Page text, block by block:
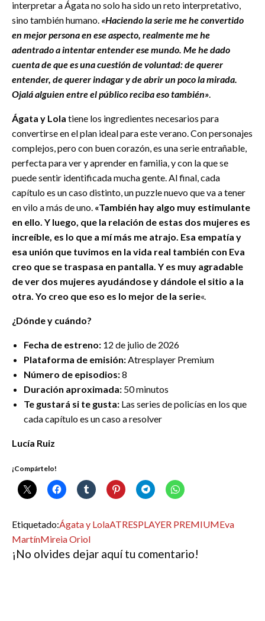
interpretar a Ágata no solo ha sido un reto interpretativo,
sino también humano. «Haciendo la serie me he convertido
en mejor persona en ese aspecto, realmente me he
adentrado a intentar entender ese mundo. Me he dado
cuenta de que es una cuestión de voluntad: de querer
entender, de querer indagar y de abrir un poco la mirada.
Ojalá alguien entre el público reciba eso también».
Ágata y Lola tiene los ingredientes necesarios para
convertirse en el plan ideal para este verano. Con personajes
complejos, pero con buen corazón, es una serie entrañable,
perfecta para ver y aprender en familia, y con la que se
puede sentir identificada mucha gente. Al final, cada
capítulo es un caso distinto, un puzzle nuevo que va a tener
en vilo a más de uno. «También hay algo muy estimulante
en ello. Y luego, que la relación de estas dos mujeres es
increíble, es lo que a mí más me atrajo. Esa empatía y
esa unión que tuvimos en la vida real también con Eva
creo que se traspasa en pantalla. Y es muy agradable
de ver dos mujeres ayudándose y dándole el sitio a la
otra. Yo creo que eso es lo mejor de la serie«.
¿Dónde y cuándo?
Fecha de estreno: 12 de julio de 2026
Plataforma de emisión:Atresplayer Premium
Número de episodios:8
Duración aproximada: 50 minutos
Te gustará si te gusta: Las series de policías en los que
cada capítulo es un caso a resolver
Lucía Ruiz
¡Compártelo!
Etiquetado:Ágata y LolaATRESPLAYER PREMIUMEva
MartínMireia Oriol
¡No olvides dejar aquí tu comentario!